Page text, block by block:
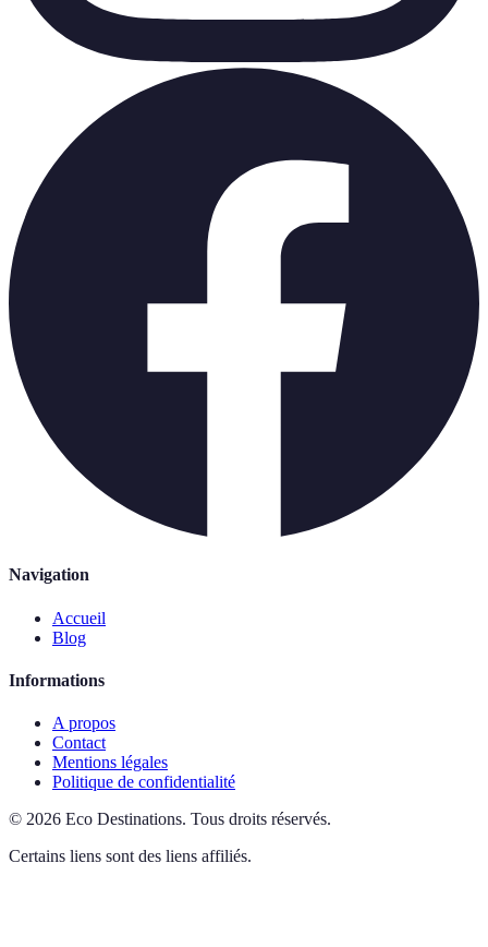
Navigation
Accueil
Blog
Informations
A propos
Contact
Mentions légales
Politique de confidentialité
© 2026 Eco Destinations. Tous droits réservés.
Certains liens sont des liens affiliés.